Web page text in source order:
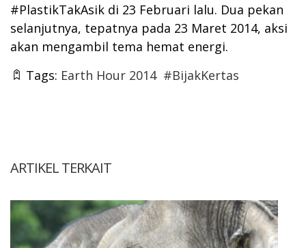
#PlastikTakAsik di 23 Februari lalu. Dua pekan
selanjutnya, tepatnya pada 23 Maret 2014, aksi
akan mengambil tema hemat energi.
Tags: Earth Hour 2014 #BijakKertas
ARTIKEL TERKAIT